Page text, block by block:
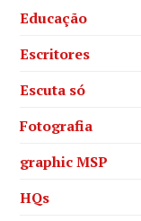
Educação
Escritores
Escuta só
Fotografia
graphic MSP
HQs